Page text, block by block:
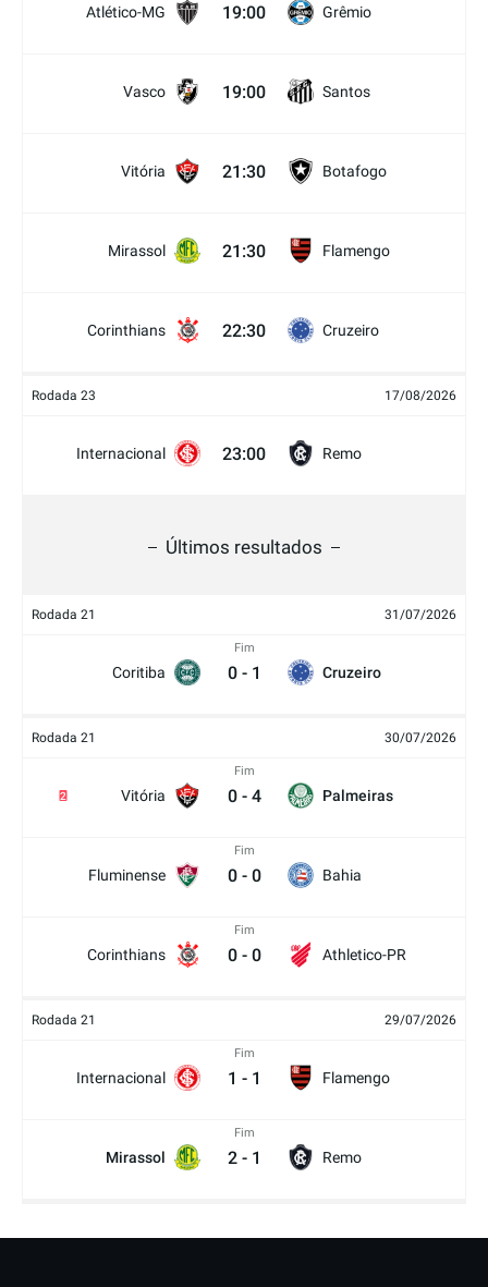
Atlético-MG 19:00 Grêmio
Vasco 19:00 Santos
Vitória 21:30 Botafogo
Mirassol 21:30 Flamengo
Corinthians 22:30 Cruzeiro
Rodada 23 17/08/2026
Internacional 23:00 Remo
Últimos resultados
Rodada 21 31/07/2026
Coritiba
Fim
0 - 1 Cruzeiro
Rodada 21 30/07/2026
Vitória
2
Fim
0 - 4 Palmeiras
Fluminense
Fim
0 - 0 Bahia
Corinthians
Fim
0 - 0 Athletico-PR
Rodada 21 29/07/2026
Internacional
Fim
1 - 1 Flamengo
Mirassol
Fim
2 - 1 Remo